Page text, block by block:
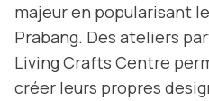
majeur en popularisant
Prabang. Des ateliers
Living Crafts Centre
créer leurs propres